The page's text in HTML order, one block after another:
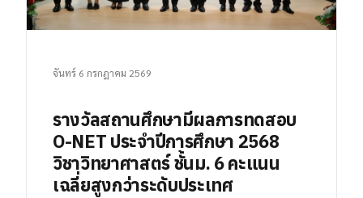
จันทร์ 6 กรกฎาคม 2569
รางวัลสถานศึกษามีผลการทดสอบ
O-NET ประจำปีการศึกษา 2568
วิชาวิทยาศาสตร์ ชั้นม. 6 คะแนน
เฉลี่ยสูงกว่าระดับประเทศ